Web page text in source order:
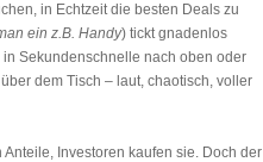
in Echtzeit die besten Deals zu
ein z.B. Handy) tickt gnadenlos
Sekundenschnelle nach oben oder
dem Tisch – laut, chaotisch, voller
Investoren kaufen sie. Doch der